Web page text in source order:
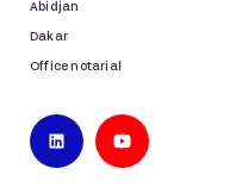
Abidjan
Dakar
Office notarial